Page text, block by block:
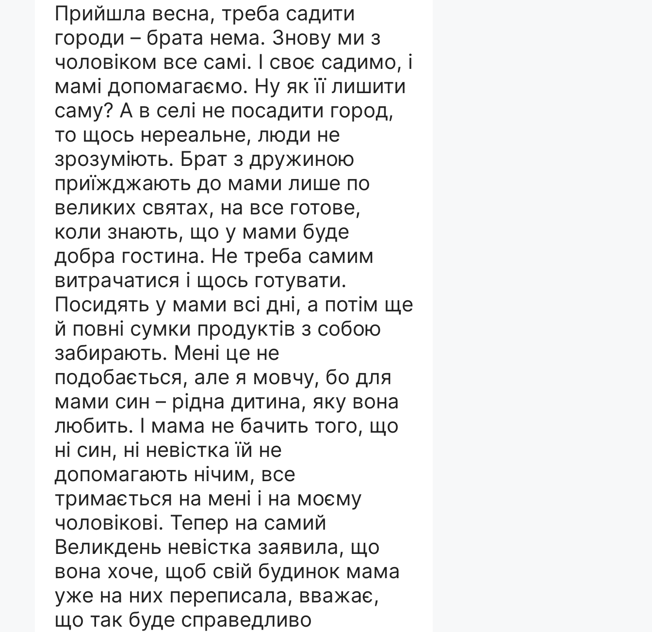
Прийшла весна, треба садити
городи – брата нема. Знову ми з
чоловіком все самі. І своє садимо, і
мамі допомагаємо. Ну як її лишити
саму? А в селі не посадити город,
то щось нереальне, люди не
зрозуміють. Брат з дружиною
приїжджають до мами лише по
великих святах, на все готове,
коли знають, що у мами буде
добра гостина. Не треба самим
витрачатися і щось готувати.
Посидять у мами всі дні, а потім ще
й повні сумки продуктів з собою
забирають. Мені це не
подобається, але я мовчу, бо для
мами син – рідна дитина, яку вона
любить. І мама не бачить того, що
ні син, ні невістка їй не
допомагають нічим, все
тримається на мені і на моєму
чоловікові. Тепер на самий
Великдень невістка заявила, що
вона хоче, щоб свій будинок мама
уже на них переписала, вважає,
що так буде справедливо